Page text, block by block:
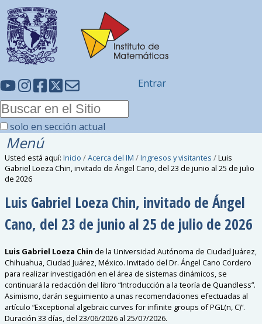
solo en sección actual
Entrar
Menú
Usted está aquí: Inicio /Acerca del IM /Ingresos y visitantes /Luis
Gabriel Loeza Chin, invitado de Ángel Cano, del 23 de junio al 25 de julio
de 2026
Luis Gabriel Loeza Chin, invitado de Ángel
Cano, del 23 de junio al 25 de julio de 2026
Luis Gabriel Loeza Chin de la Universidad Autónoma de Ciudad Juárez,
Chihuahua, Ciudad Juárez, México. Invitado del Dr. Ángel Cano Cordero
para realizar investigación en el área de sistemas dinámicos, se
continuará la redacción del libro “Introducción a la teoría de Quandless”.
Asimismo, darán seguimiento a unas recomendaciones efectuadas al
artículo “Exceptional algebraic curves for infinite groups of PGL(n, C)”.
Duración 33 días, del 23/06/2026 al 25/07/2026.